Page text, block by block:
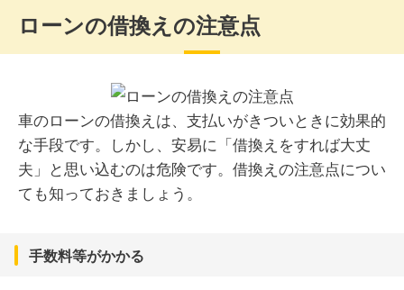
ローンの借換えの注意点
車のローンの借換えは、支払いがきついときに効果的
な手段です。しかし、安易に「借換えをすれば大丈
夫」と思い込むのは危険です。借換えの注意点につい
ても知っておきましょう。
手数料等がかかる